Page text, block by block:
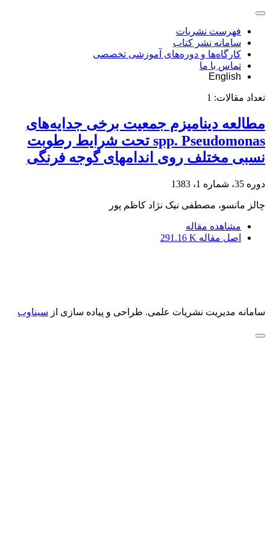
فهرست نشریات
سامانه نشر کتاب
کارگاه‌ها و دوره‌های آموزشی تخصصی
تماس با ما
English
تعداد مقالات: 1
مطالعه دینامیزم جمعیت برخی جدایه‌های
spp. Pseudomonas تحت شرایط رطوبت
نسبی مختلف روی اندامهای گوجه فرنگی
دوره 35، شماره 1، 1383
چالز مانسو، مصطفی نیک نژاد کاظم پور
مشاهده مقاله
اصل مقاله 291.16 K
سامانه مدیریت نشریات علمی. طراحی و پیاده سازی از سیناوب